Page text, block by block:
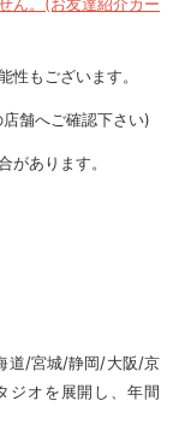
性もございます。
舗へご確認下さい)
があります。
道/宮城/静岡/大阪/京
ジオを展開し、年間